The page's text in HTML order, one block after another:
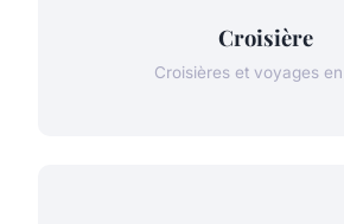
Croisière
Croisières et voyages